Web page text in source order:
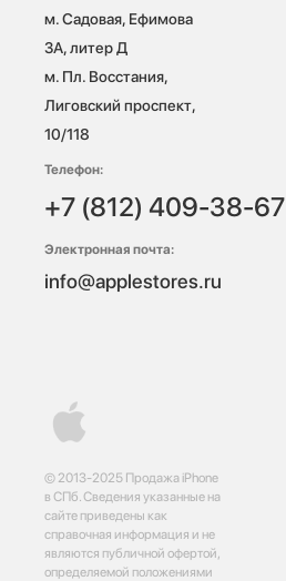
© 2013-2025 Продажа iPhone
в СПб. Сведения указанные на
сайте приведены как
справочная информация и не
являются публичной офертой,
определяемой положениями
м. Садовая, Ефимова
3А, литер Д
м. Пл. Восстания,
Лиговский проспект,
10/118
Телефон:
+7 (812) 409-38-67
Электронная почта:
info@applestores.ru